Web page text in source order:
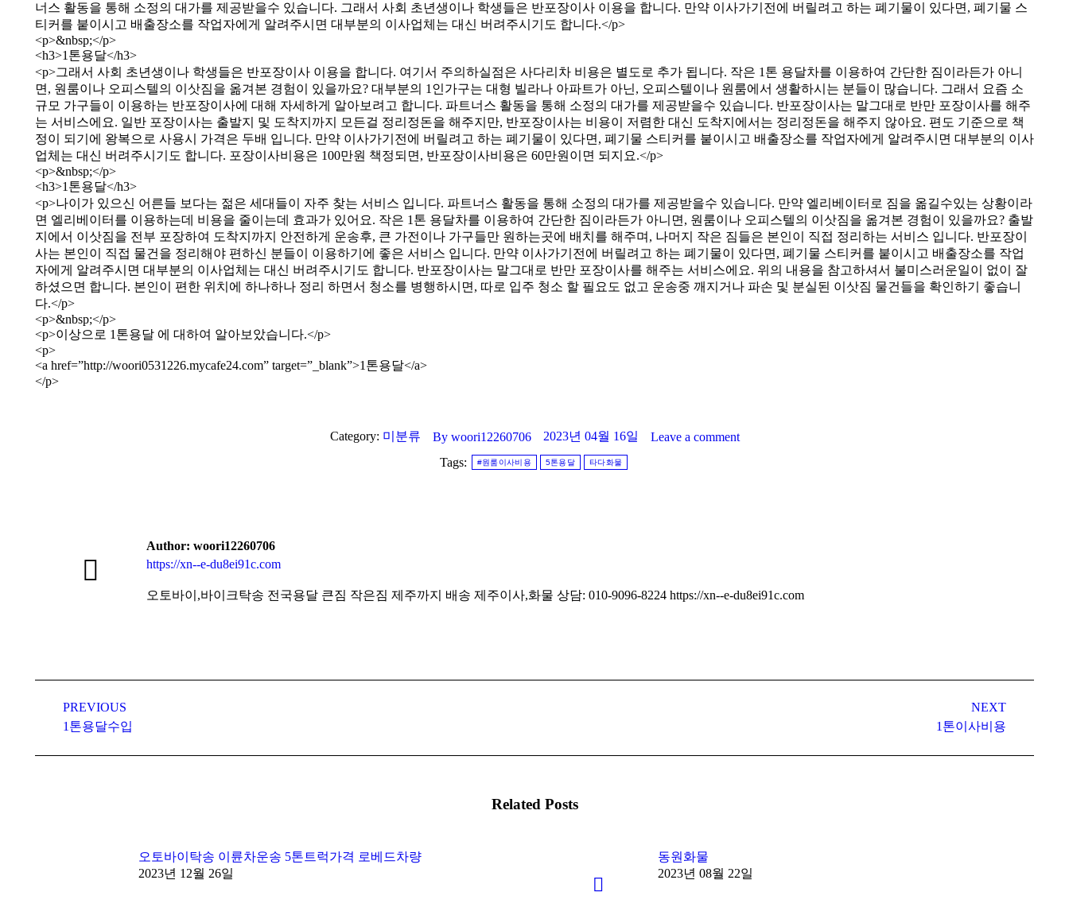
너스 활동을 통해 소정의 대가를 제공받을수 있습니다. 그래서 사회 초년생이나 학생들은 반포장이사 이용을 합니다. 만약 이사가기전에 버릴려고 하는 폐기물이 있다면, 폐기물 스
티커를 붙이시고 배출장소를 작업자에게 알려주시면 대부분의 이사업체는 대신 버려주시기도 합니다.</p>
<p>&nbsp;</p>
<h3>1톤용달</h3>
<p>그래서 사회 초년생이나 학생들은 반포장이사 이용을 합니다. 여기서 주의하실점은 사다리차 비용은 별도로 추가 됩니다. 작은 1톤 용달차를 이용하여 간단한 짐이라든가 아니
면, 원룸이나 오피스텔의 이삿짐을 옮겨본 경험이 있을까요? 대부분의 1인가구는 대형 빌라나 아파트가 아닌, 오피스텔이나 원룸에서 생활하시는 분들이 많습니다. 그래서 요즘 소
규모 가구들이 이용하는 반포장이사에 대해 자세하게 알아보려고 합니다. 파트너스 활동을 통해 소정의 대가를 제공받을수 있습니다. 반포장이사는 말그대로 반만 포장이사를 해주
는 서비스에요. 일반 포장이사는 출발지 및 도착지까지 모든걸 정리정돈을 해주지만, 반포장이사는 비용이 저렴한 대신 도착지에서는 정리정돈을 해주지 않아요. 편도 기준으로 책
정이 되기에 왕복으로 사용시 가격은 두배 입니다. 만약 이사가기전에 버릴려고 하는 폐기물이 있다면, 폐기물 스티커를 붙이시고 배출장소를 작업자에게 알려주시면 대부분의 이사
업체는 대신 버려주시기도 합니다. 포장이사비용은 100만원 책정되면, 반포장이사비용은 60만원이면 되지요.</p>
<p>&nbsp;</p>
<h3>1톤용달</h3>
<p>나이가 있으신 어른들 보다는 젊은 세대들이 자주 찾는 서비스 입니다. 파트너스 활동을 통해 소정의 대가를 제공받을수 있습니다. 만약 엘리베이터로 짐을 옮길수있는 상황이라
면 엘리베이터를 이용하는데 비용을 줄이는데 효과가 있어요. 작은 1톤 용달차를 이용하여 간단한 짐이라든가 아니면, 원룸이나 오피스텔의 이삿짐을 옮겨본 경험이 있을까요? 출발
지에서 이삿짐을 전부 포장하여 도착지까지 안전하게 운송후, 큰 가전이나 가구들만 원하는곳에 배치를 해주며, 나머지 작은 짐들은 본인이 직접 정리하는 서비스 입니다. 반포장이
사는 본인이 직접 물건을 정리해야 편하신 분들이 이용하기에 좋은 서비스 입니다. 만약 이사가기전에 버릴려고 하는 폐기물이 있다면, 폐기물 스티커를 붙이시고 배출장소를 작업
자에게 알려주시면 대부분의 이사업체는 대신 버려주시기도 합니다. 반포장이사는 말그대로 반만 포장이사를 해주는 서비스에요. 위의 내용을 참고하셔서 불미스러운일이 없이 잘
하셨으면 합니다. 본인이 편한 위치에 하나하나 정리 하면서 청소를 병행하시면, 따로 입주 청소 할 필요도 없고 운송중 깨지거나 파손 및 분실된 이삿짐 물건들을 확인하기 좋습니
다.</p>
<p>&nbsp;</p>
<p>이상으로 1톤용달 에 대하여 알아보았습니다.</p>
<p>
<a href=”http://woori0531226.mycafe24.com” target=”_blank”>1톤용달</a>
</p>
Category: 미분류 By woori12260706 2023년 04월 16일
Leave a comment
Tags:
#원룸이사비용 5톤용달 타다화물
Author: woori12260706
https://xn--e-du8ei91c.com
오토바이,바이크탁송 전국용달 큰짐 작은짐 제주까지 배송 제주이사,화물 상담: 010-9096-8224 https://xn--e-du8ei91c.com
navigation
PREVIOUS
Previous
1톤용달수입
NEXT
1톤이사비용
Related Posts
오토바이탁송 이륜차운송 5톤트럭가격 로베드차량
2023년 12월 26일
동원화물
2023년 08월 22일